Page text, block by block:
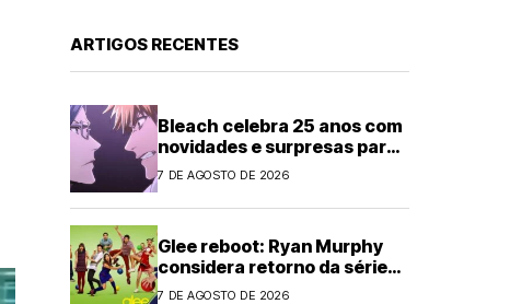
ARTIGOS RECENTES
Bleach celebra 25 anos com
novidades e surpresas para
fãs
7 DE AGOSTO DE 2026
Glee reboot: Ryan Murphy
considera retorno da série
musical
7 DE AGOSTO DE 2026